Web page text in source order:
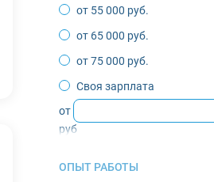
Жиганск
Зырянка
Игарка
Инта
Казачье
Кировск
от 55 000 руб.
от 65 000 руб.
от 75 000 руб.
Своя зарплата
от
руб
ОПЫТ РАБОТЫ